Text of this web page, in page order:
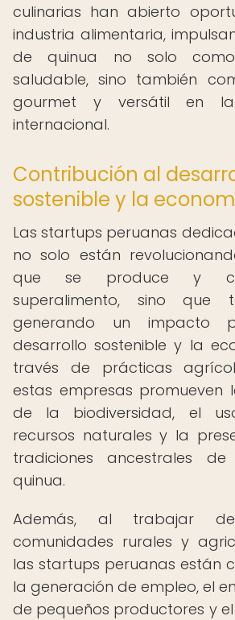
culinarias han abierto
industria alimentaria,
de quinua no solo
saludable, sino también
gourmet y versátil en la
internacional.
Contribución al
sostenible y la
Las startups peruanas
no solo están
que se produce y
superalimento, sino que
generando un impacto
desarrollo sostenible y la
través de prácticas
estas empresas promueven
de la biodiversidad, el
recursos naturales y la
tradiciones ancestrales
quinua.
Además, al trabajar
comunidades rurales y
las startups peruanas están
la generación de empleo, el
de pequeños productores y